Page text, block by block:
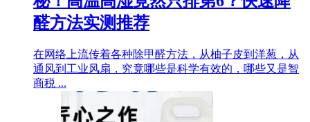
醛方法实测推荐
在网络上流传着各种除甲醛方法，从柚子皮到洋葱，从
通风到工业风扇，究竟哪些是科学有效的，哪些又是智
商税 ...